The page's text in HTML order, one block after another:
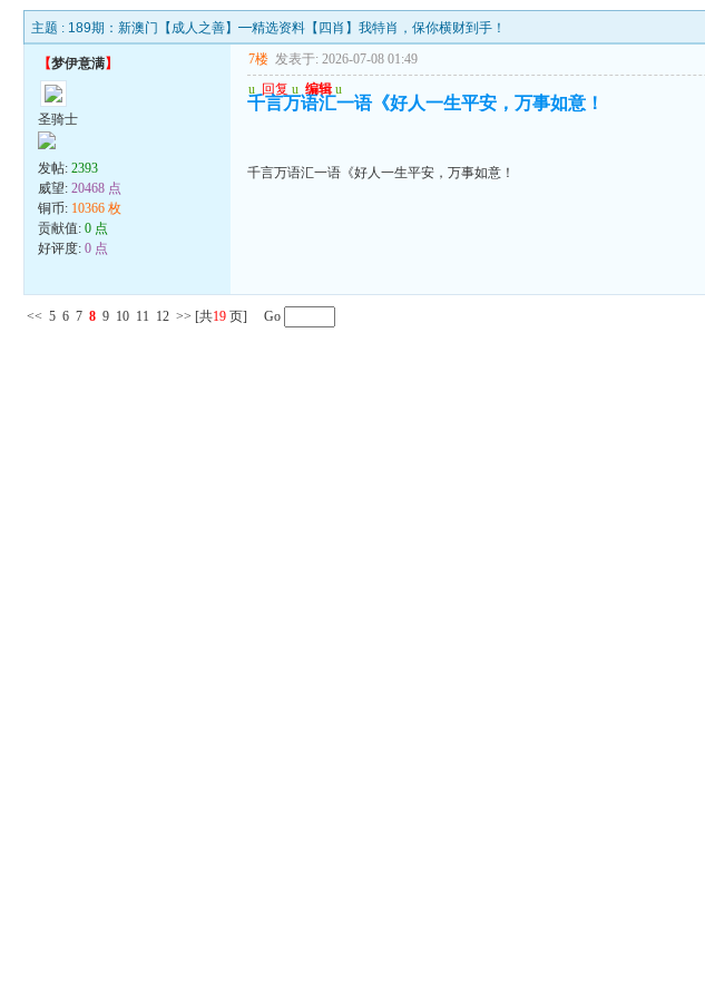
主题 : 189期：新澳门【成人之善】━精选资料【四肖】我特肖，保你横财到手！
【梦伊意满】
圣骑士
发帖:2393
威望:20468 点
铜币: 10366 枚
贡献值:0 点
好评度:0 点
7楼 发表于: 2026-07-08 01:49
u 回复 u 编辑 u
千言万语汇一语《好人一生平安，万事如意！
千言万语汇一语《好人一生平安，万事如意！
<< 5 6 7 8 9 10 11 12 >> [共19 页] Go